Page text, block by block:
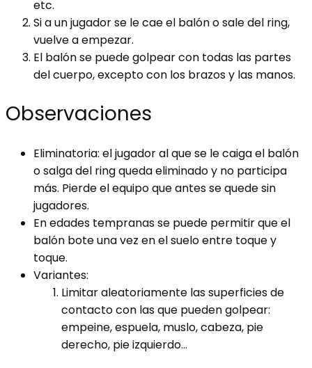
etc.
Si a un jugador se le cae el balón o sale del ring,
vuelve a empezar.
El balón se puede golpear con todas las partes
del cuerpo, excepto con los brazos y las manos.
Observaciones
Eliminatoria: el jugador al que se le caiga el balón
o salga del ring queda eliminado y no participa
más. Pierde el equipo que antes se quede sin
jugadores.
En edades tempranas se puede permitir que el
balón bote una vez en el suelo entre toque y
toque.
Variantes:
Limitar aleatoriamente las superficies de
contacto con las que pueden golpear:
empeine, espuela, muslo, cabeza, pie
derecho, pie izquierdo…